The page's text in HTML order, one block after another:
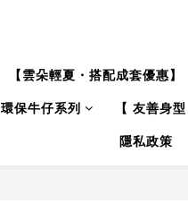
【雲朵輕夏・搭配成套優惠】
環保牛仔系列 【 友善身
隱私政策